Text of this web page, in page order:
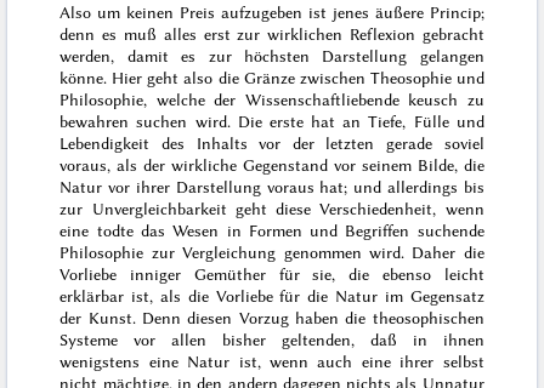
Also um keinen Preis aufzugeben ist jenes äußere Princip;
denn es muß alles erst zur wirklichen Reflexion gebracht
werden, damit es zur höchsten Darstellung gelangen
könne. Hier geht also die Gränze zwischen Theosophie und
Philosophie, welche der Wissenschaftliebende keusch zu
bewahren suchen wird. Die erste hat an Tiefe, Fülle und
Lebendigkeit des Inhalts vor der letzten gerade soviel
voraus, als der wirkliche Gegenstand vor seinem Bilde, die
Natur vor ihrer Darstellung voraus hat; und allerdings bis
zur Unvergleichbarkeit geht diese Verschiedenheit, wenn
eine todte das Wesen in Formen und Begriffen suchende
Philosophie zur Vergleichung genommen wird. Daher die
Vorliebe inniger Gemüther für sie, die ebenso leicht
erklärbar ist, als die Vorliebe für die Natur im Gegensatz
der Kunst. Denn diesen Vorzug haben die theosophischen
Systeme vor allen bisher geltenden, daß in ihnen
wenigstens eine Natur ist, wenn auch eine ihrer selbst
nicht mächtige, in den andern dagegen nichts als Unnatur